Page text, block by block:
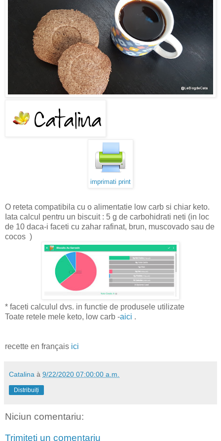
imprimati print
O reteta compatibila cu o alimentatie low carb si chiar keto.
Iata calcul pentru un biscuit : 5 g de carbohidrati neti (in loc
de 10 daca-i faceti cu zahar rafinat, brun, muscovado sau de
cocos )
* faceti calculul dvs. in functie de produsele utilizate
Toate retele mele keto, low carb -aici .
recette en français ici
Catalina à 9/22/2020 07:00:00 a.m.
Distribuiți
Niciun comentariu:
Trimiteți un comentariu